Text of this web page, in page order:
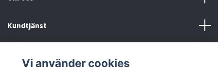
Kundtjänst
Vi använder cookies